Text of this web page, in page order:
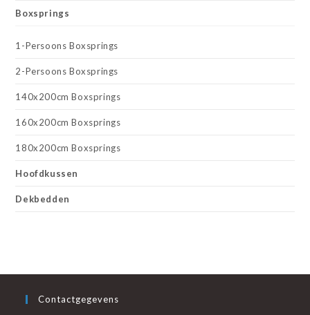
Boxsprings
1-Persoons Boxsprings
2-Persoons Boxsprings
140x200cm Boxsprings
160x200cm Boxsprings
180x200cm Boxsprings
Hoofdkussen
Dekbedden
Contactgegevens